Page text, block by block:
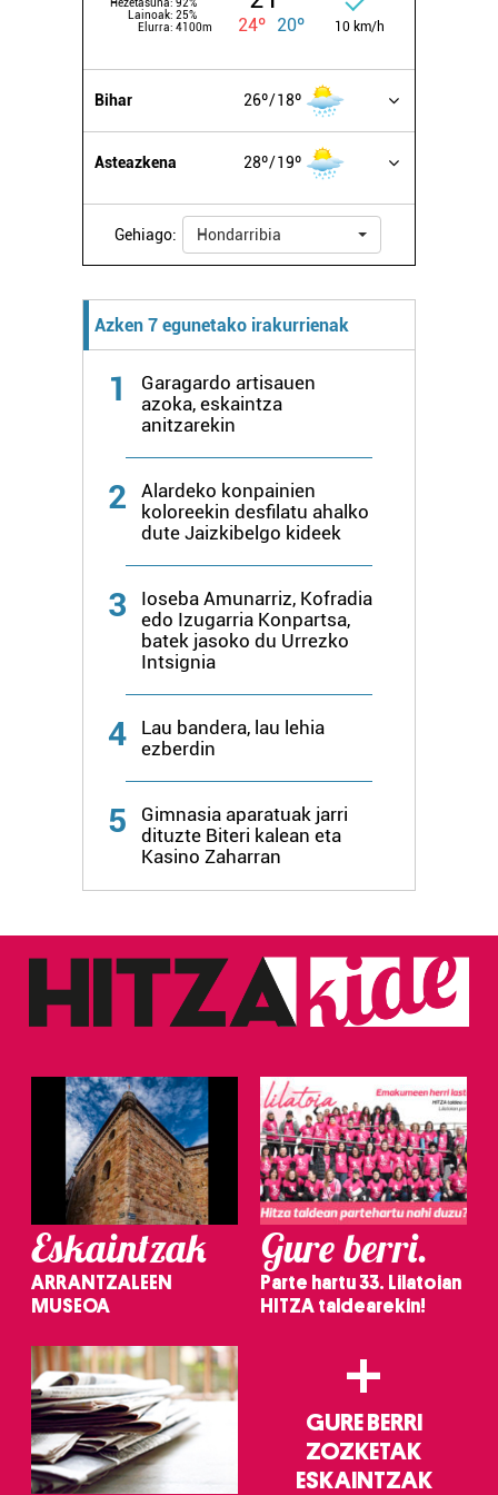
Hezetasuna: 92%
Lainoak: 25%
Elurra: 4100m 24º 20º 10 km/h
Bihar 26º 18º
Asteazkena 28º 19º
Gehiago: Hondarribia
Azken 7 egunetako irakurrienak
1
Garagardo artisauen
azoka, eskaintza
anitzarekin
2
Alardeko konpainien
koloreekin desfilatu ahalko
dute Jaizkibelgo kideek
3
Ioseba Amunarriz, Kofradia
edo Izugarria Konpartsa,
batek jasoko du Urrezko
Intsignia
4
Lau bandera, lau lehia
ezberdin
5
Gimnasia aparatuak jarri
dituzte Biteri kalean eta
Kasino Zaharran
Eskaintzak
ARRANTZALEEN
MUSEOA
Gure berri.
Parte hartu 33. Lilatoian
HITZA taldearekin!
+
GURE BERRI
ZOZKETAK
ESKAINTZAK